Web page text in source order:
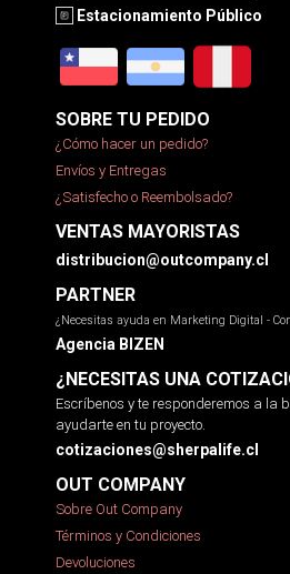
Estacionamiento Público
SOBRE TU PEDIDO
¿Cómo hacer un pedido?
Envíos y Entregas
¿Satisfecho o Reembolsado?
VENTAS MAYORISTAS
distribucion@outcompany.cl
PARTNER
¿Necesitas ayuda en Marketing Digital -
Agencia BIZEN
¿NECESITAS UNA
Escríbenos y te responderemos a la
ayudarte en tu proyecto.
cotizaciones@sherpalife.cl
OUT COMPANY
Sobre Out Company
Términos y Condiciones
Devoluciones